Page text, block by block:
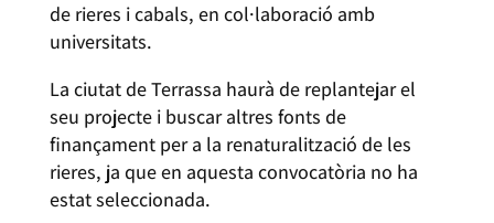
de rieres i cabals, en col·laboració amb
universitats.
La ciutat de Terrassa haurà de replantejar el
seu projecte i buscar altres fonts de
finançament per a la renaturalització de les
rieres, ja que en aquesta convocatòria no ha
estat seleccionada.